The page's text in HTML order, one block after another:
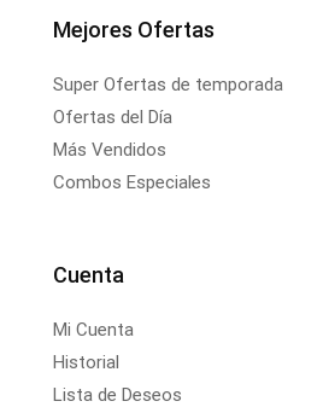
Mejores Ofertas
Super Ofertas de temporada
Ofertas del Día
Más Vendidos
Combos Especiales
Cuenta
Mi Cuenta
Historial
Lista de Deseos